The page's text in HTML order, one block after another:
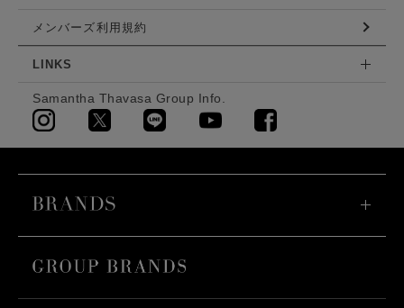
メンバーズ利用規約
LINKS
Samantha Thavasa Group Info.